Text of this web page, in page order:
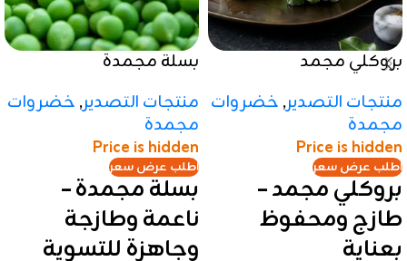
بروكلي مجمد
منتجات التصدير, خضروات
مجمدة
Price is hidden
اطلب عرض سعر
بروكلي مجمد –
طازج ومحفوظ
بعناية
بسلة مجمدة
منتجات التصدير, خضروات
مجمدة
Price is hidden
اطلب عرض سعر
بسلة مجمدة –
ناعمة وطازجة
وجاهزة للتسوية